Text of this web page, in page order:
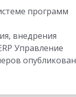
программ
внедрения
Управление
опубликован